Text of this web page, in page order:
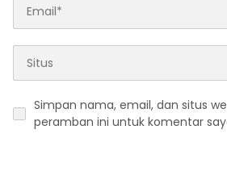
Simpan nama, email, dan situs
peramban ini untuk komentar